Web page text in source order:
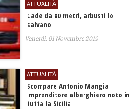
ATTUALITÀ
Cade da 80 metri, arbusti lo
salvano
Venerdì, 01 Novembre 2019
ATTUALITÀ
Scompare Antonio Mangia
imprenditore alberghiero noto in
tutta la Sicilia